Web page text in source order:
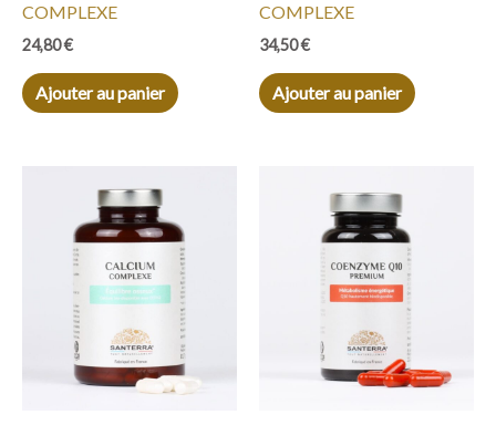
COMPLEXE
24,80€
Ajouter au panier
COMPLEXE
34,50€
Ajouter au panier